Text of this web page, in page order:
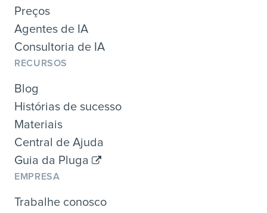
Preços
Agentes de IA
Consultoria de IA
RECURSOS
Blog
Histórias de sucesso
Materiais
Central de Ajuda
Guia da Pluga
EMPRESA
Trabalhe conosco